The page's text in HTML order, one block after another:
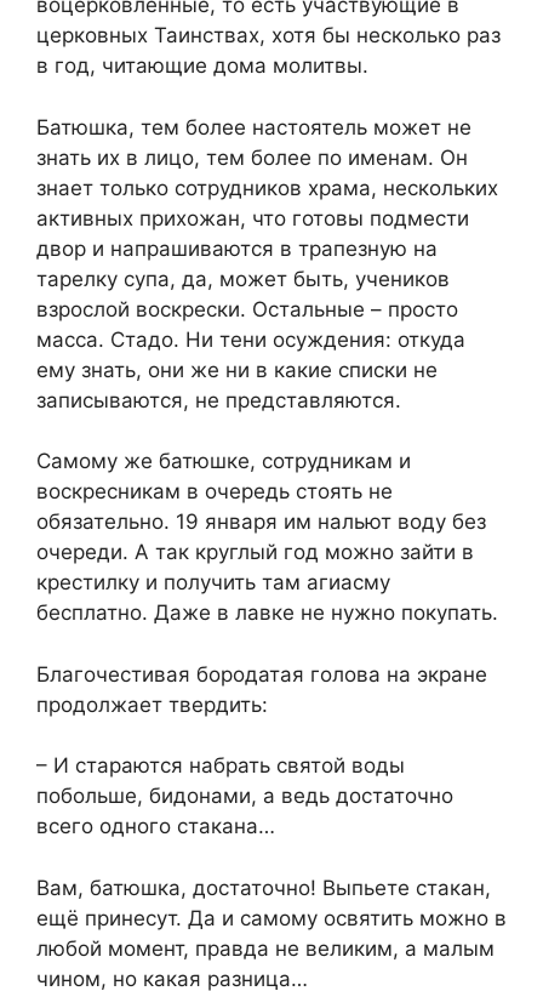
воцерковленные, то есть участвующие в
церковных Таинствах, хотя бы несколько раз
в год, читающие дома молитвы.
Батюшка, тем более настоятель может не
знать их в лицо, тем более по именам. Он
знает только сотрудников храма, нескольких
активных прихожан, что готовы подмести
двор и напрашиваются в трапезную на
тарелку супа, да, может быть, учеников
взрослой воскрески. Остальные – просто
масса. Стадо. Ни тени осуждения: откуда
ему знать, они же ни в какие списки не
записываются, не представляются.
Самому же батюшке, сотрудникам и
воскресникам в очередь стоять не
обязательно. 19 января им нальют воду без
очереди. А так круглый год можно зайти в
крестилку и получить там агиасму
бесплатно. Даже в лавке не нужно покупать.
Благочестивая бородатая голова на экране
продолжает твердить:
– И стараются набрать святой воды
побольше, бидонами, а ведь достаточно
всего одного стакана…
Вам, батюшка, достаточно! Выпьете стакан,
ещё принесут. Да и самому освятить можно в
любой момент, правда не великим, а малым
чином, но какая разница…